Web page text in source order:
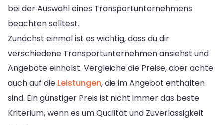
bei der Auswahl eines Transportunternehmens
beachten solltest.
Zunächst einmal ist es wichtig, dass du dir
verschiedene Transportunternehmen ansiehst und
Angebote einholst. Vergleiche die Preise, aber achte
auch auf die Leistungen, die im Angebot enthalten
sind. Ein günstiger Preis ist nicht immer das beste
Kriterium, wenn es um Qualität und Zuverlässigkeit